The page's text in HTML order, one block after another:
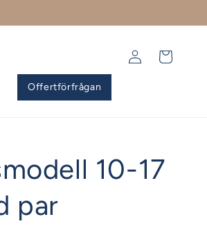
Offertförfrågan
Logga
Varukorg
10-17
par